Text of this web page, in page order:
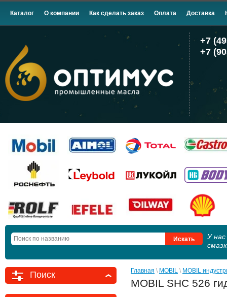
Каталог О компании Как сделать заказ Оплата Доставка
+7
+7
У
Поиск Главная \ MOBIL \ MOBIL
MOBIL SHC 526